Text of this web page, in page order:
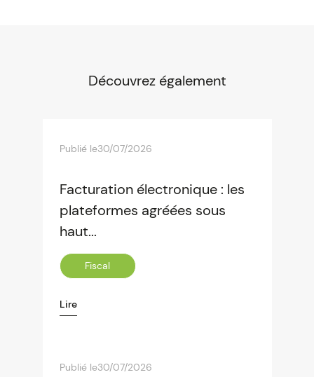
Découvrez également
Publié le30/07/2026
Facturation électronique : les
plateformes agréées sous
haut...
Fiscal
Lire
Publié le30/07/2026